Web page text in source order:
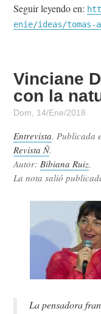
Seguir leyendo en:
enie/ideas/tomas-
Vinciane
con la
Dom, 14/Ene/2018
Entrevista. Publicada
Revista Ñ.
Autor:Bibiana Ruiz.
La nota salió
La pensadora